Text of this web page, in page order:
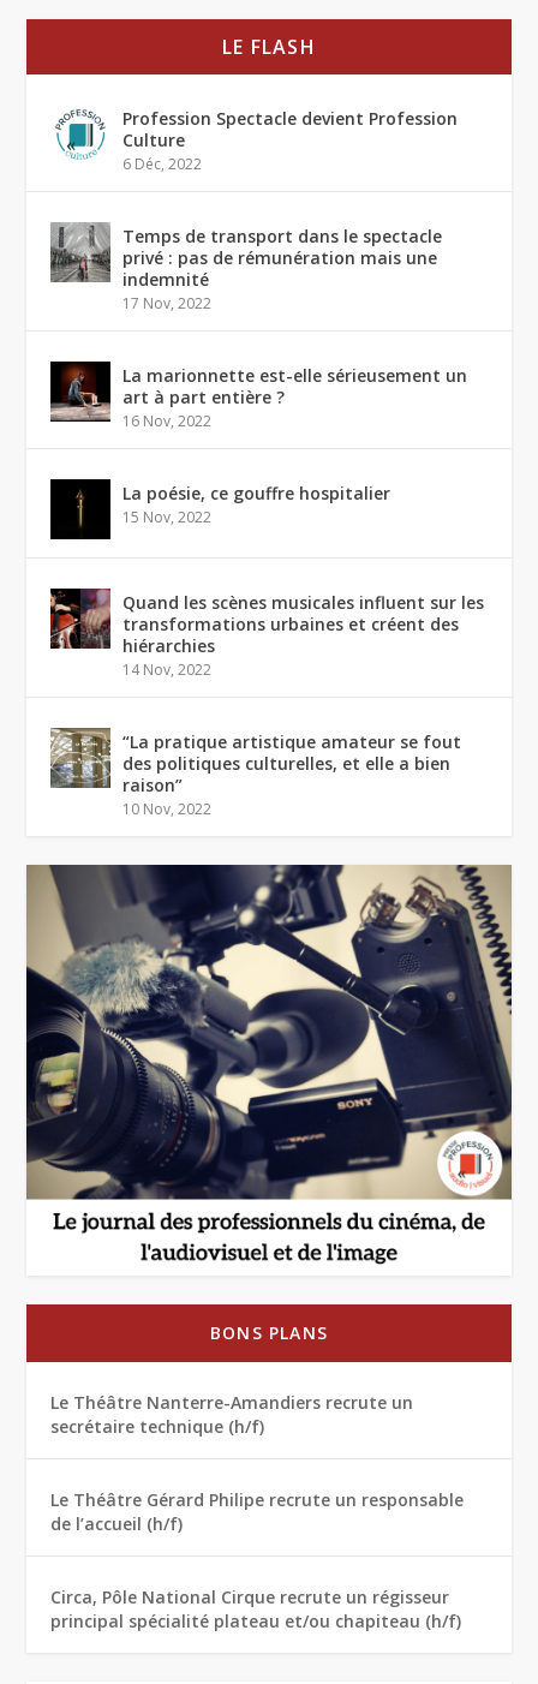
LE FLASH
Profession Spectacle devient Profession
Culture
6 Déc, 2022
Temps de transport dans le spectacle
privé : pas de rémunération mais une
indemnité
17 Nov, 2022
La marionnette est-elle sérieusement un
art à part entière ?
16 Nov, 2022
La poésie, ce gouffre hospitalier
15 Nov, 2022
Quand les scènes musicales influent sur les
transformations urbaines et créent des
hiérarchies
14 Nov, 2022
“La pratique artistique amateur se fout
des politiques culturelles, et elle a bien
raison”
10 Nov, 2022
BONS PLANS
Le Théâtre Nanterre-Amandiers recrute un
secrétaire technique (h/f)
Le Théâtre Gérard Philipe recrute un responsable
de l’accueil (h/f)
Circa, Pôle National Cirque recrute un régisseur
principal spécialité plateau et/ou chapiteau (h/f)